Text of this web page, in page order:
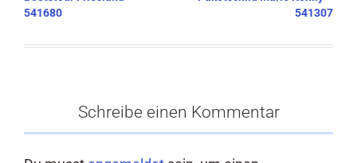
541680
541307
Schreibe einen Kommentar